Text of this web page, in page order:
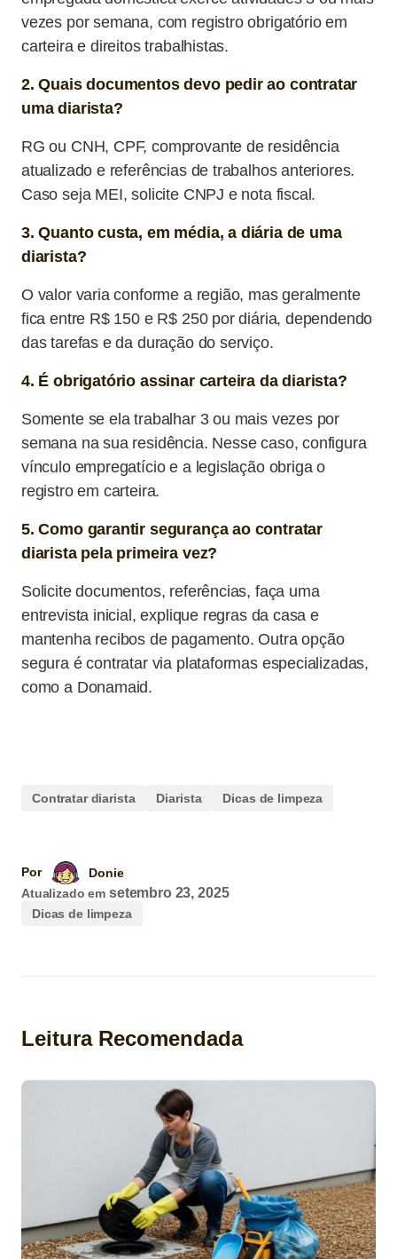
vezes por semana, com registro obrigatório em
carteira e direitos trabalhistas.
2. Quais documentos devo pedir ao contratar
uma diarista?
RG ou CNH, CPF, comprovante de residência
atualizado e referências de trabalhos anteriores.
Caso seja MEI, solicite CNPJ e nota fiscal.
3. Quanto custa, em média, a diária de uma
diarista?
O valor varia conforme a região, mas geralmente
fica entre R$ 150 e R$ 250 por diária, dependendo
das tarefas e da duração do serviço.
4. É obrigatório assinar carteira da diarista?
Somente se ela trabalhar 3 ou mais vezes por
semana na sua residência. Nesse caso, configura
vínculo empregatício e a legislação obriga o
registro em carteira.
5. Como garantir segurança ao contratar
diarista pela primeira vez?
Solicite documentos, referências, faça uma
entrevista inicial, explique regras da casa e
mantenha recibos de pagamento. Outra opção
segura é contratar via plataformas especializadas,
como a Donamaid.
Contratar diarista Diarista Dicas de limpeza
Por
Donie
Atualizado em setembro 23, 2025
Dicas de limpeza
Leitura Recomendada